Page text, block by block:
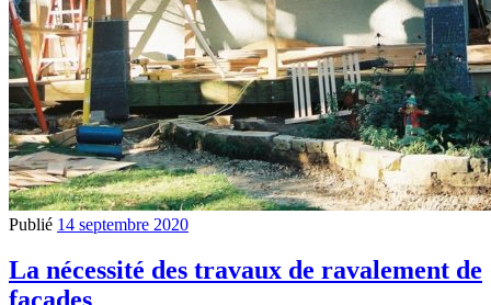
Publié 14 septembre 2020
La nécessité des travaux de ravalement de